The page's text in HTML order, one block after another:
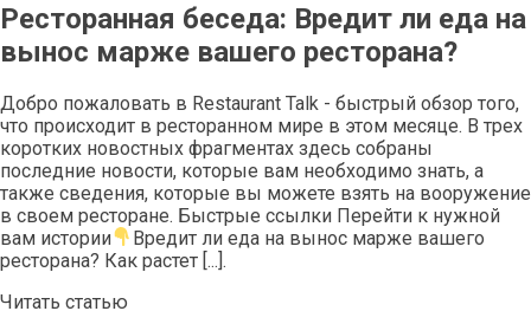
Ресторанная беседа: Вредит ли еда на
вынос марже вашего ресторана?
Добро пожаловать в Restaurant Talk - быстрый обзор того,
что происходит в ресторанном мире в этом месяце. В трех
коротких новостных фрагментах здесь собраны
последние новости, которые вам необходимо знать, а
также сведения, которые вы можете взять на вооружение
в своем ресторане. Быстрые ссылки Перейти к нужной
вам истории
Вредит ли еда на вынос марже вашего
ресторана? Как растет [...].
Читать статью